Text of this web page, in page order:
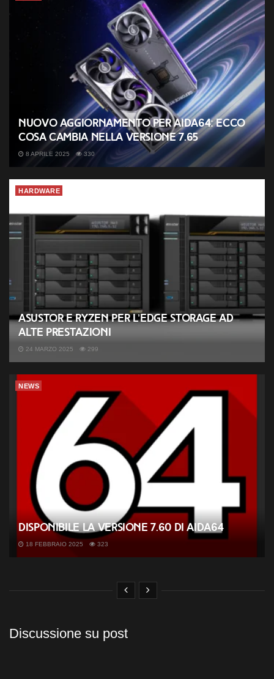
Nuovo aggiornamento per AIDA64: ecco
cosa cambia nella versione 7.65
8 APRILE 2025 330
HARDWARE
ASUSTOR e Ryzen per l’Edge Storage ad
alte prestazioni
24 MARZO 2025 299
NEWS
Disponibile la versione 7.60 di AIDA64
18 FEBBRAIO 2025 323
Discussione su post